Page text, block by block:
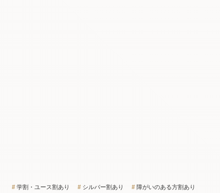
学割・ユース割あり シルバー割あり
障がいのある方割あり